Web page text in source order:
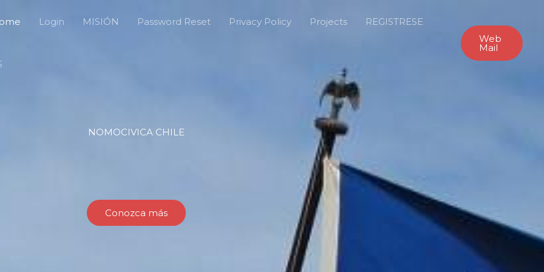
Login MISIÓN Password Reset Privacy Policy Projects REGISTRESE
Web
Mail
NOMOCIVICA CHILE
Conozca más